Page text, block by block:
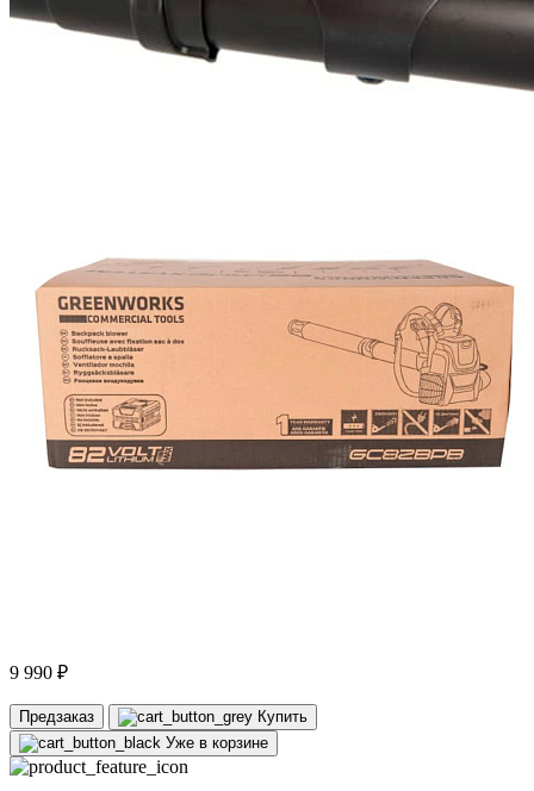
9 990 ₽
Предзаказ
Купить
Уже в корзине